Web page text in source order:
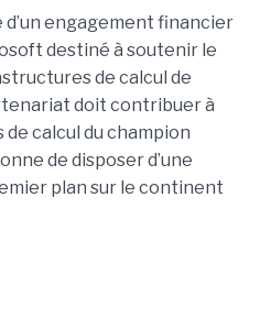
d’un engagement financier
destiné à soutenir le
de calcul de
doit contribuer à
de calcul du champion
de disposer d’une
plan sur le continent